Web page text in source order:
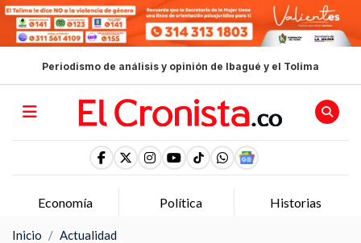
Periodismo de análisis y opinión de Ibagué y el Tolima
Economía Política Historias
Inicio
Actualidad